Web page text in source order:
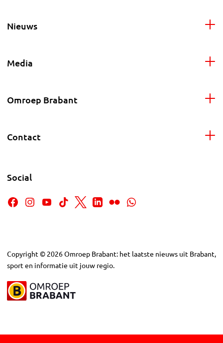
Nieuws
Media
Omroep Brabant
Contact
Social
Copyright © 2026Omroep Brabant: het laatste nieuws uit Brabant,
sport en informatie uit jouw regio.